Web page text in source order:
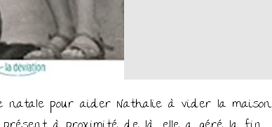
pour aider Nathalie à vider la maison